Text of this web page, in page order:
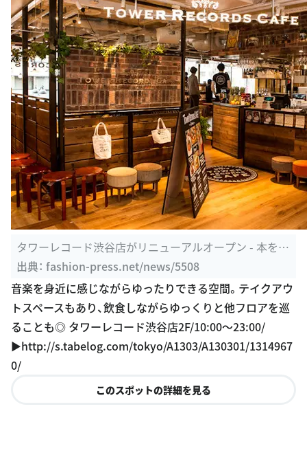
タワーレコード渋谷店がリニューアルオープン - 本を閲
覧できるカフェ ...
出典： fashion-press.net/news/5508
音楽を身近に感じながらゆったりできる空間。テイクアウ
トスペースもあり、飲食しながらゆっくりと他フロアを巡
ることも◎ タワーレコード渋谷店2F/10:00〜23:00/
▶︎http://s.tabelog.com/tokyo/A1303/A130301/1314967
0/
このスポットの詳細を見る